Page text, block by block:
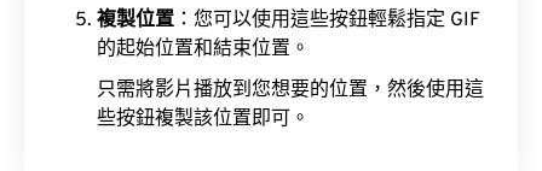
複製位置 ：您可以使用這些按鈕輕鬆指定 GIF
的起始位置和結束位置。
只需將影片播放到您想要的位置，然後使用這
些按鈕複製該位置即可。